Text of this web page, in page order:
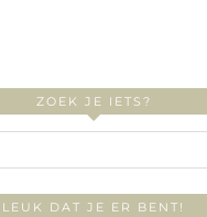
ZOEK JE IETS?
LEUK DAT JE ER BENT!